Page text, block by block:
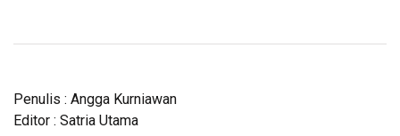
Penulis : Angga Kurniawan
Editor : Satria Utama